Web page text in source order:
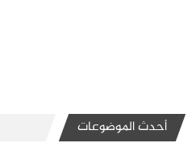
أحدث الموضوعات